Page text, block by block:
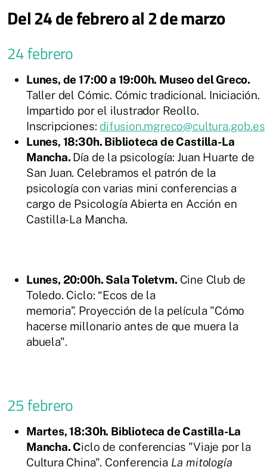
Del 24 de febrero al 2 de marzo
24 febrero
Lunes, de 17:00 a 19:00h. Museo del Greco.
Taller del Cómic. Cómic tradicional. Iniciación.
Impartido por el ilustrador Reollo.
Inscripciones: difusion.mgreco@cultura.gob.es
Lunes, 18:30h. Biblioteca de Castilla-La
Mancha. Día de la psicología: Juan Huarte de
San Juan. Celebramos el patrón de la
psicología con varias mini conferencias a
cargo de Psicología Abierta en Acción en
Castilla-La Mancha.
Lunes, 20:00h. Sala Toletvm. Cine Club de
Toledo. Ciclo: “Ecos de la
memoria”. Proyección de la película "Cómo
hacerse millonario antes de que muera la
abuela".
25 febrero
Martes, 18:30h. Biblioteca de Castilla-La
Mancha. Ciclo de conferencias "Viaje por la
Cultura China". Conferencia La mitología